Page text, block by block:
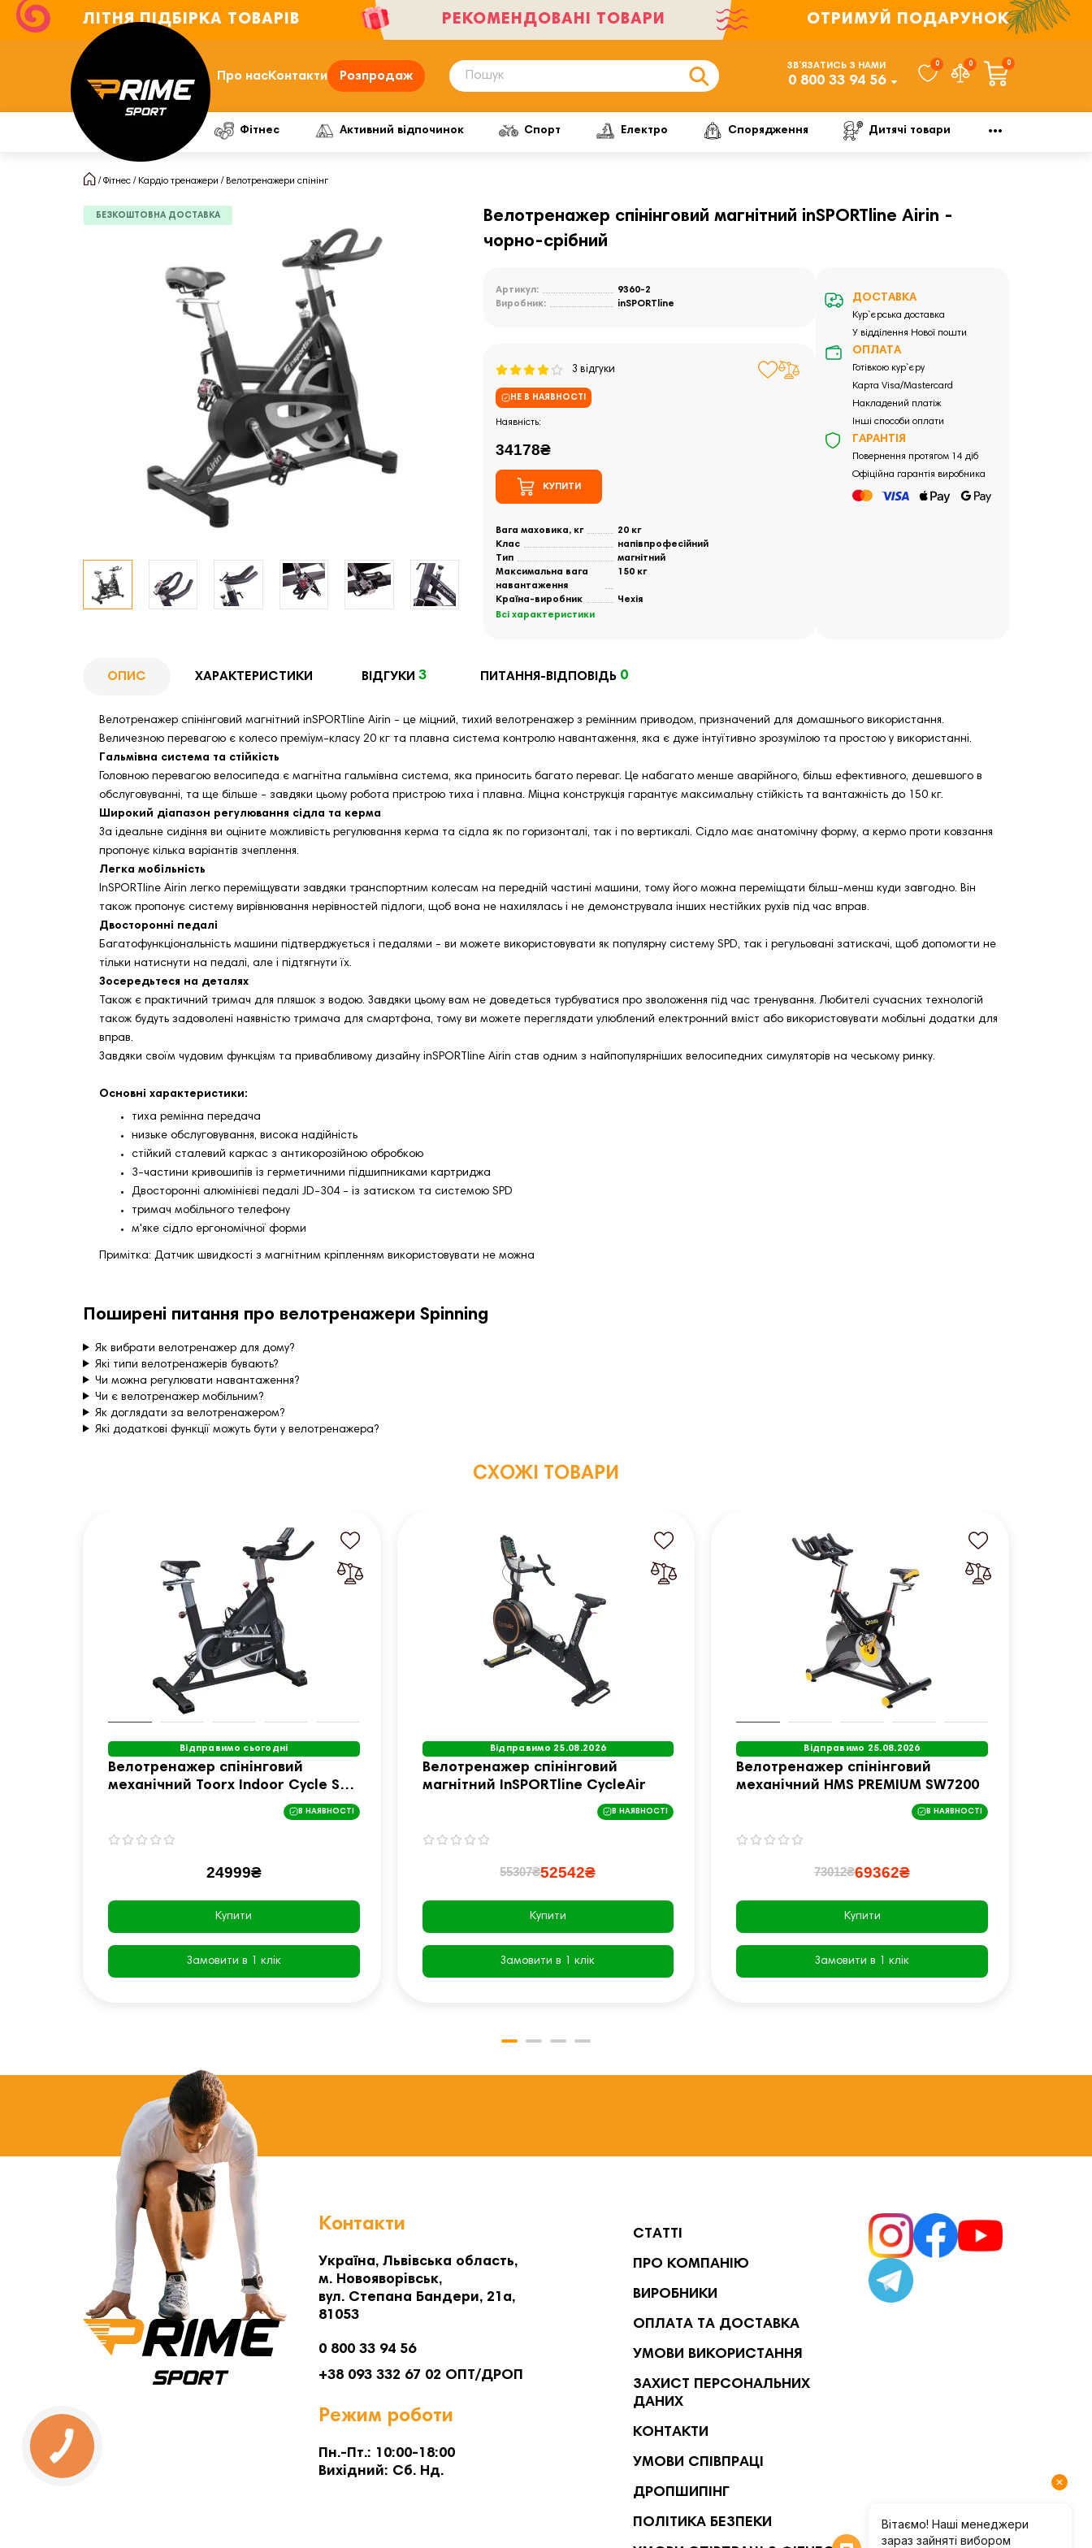
ЛІТНЯ ПІДБІРКА ТОВАРІВ РЕКОМЕНДОВАНІ ТОВАРИ ОТРИМУЙ ПОДАРУНОК
Про насКонтакти Розпродаж
ЗВ’ЯЗАТИСЬ З НАМИ
0 800 33 94 56
0 0 0
Фітнес Активний відпочинок Спорт Електро Спорядження Дитячі товари
Фітнес Кардіо тренажери Велотренажери спінінг
БЕЗКОШТОВНА ДОСТАВКА
Велотренажер спінінговий магнітний inSPORTline Airin -
чорно-срібний
Артикул:
9360-2
Виробник:
inSPORTline
3 відгуки
НЕ В НАЯВНОСТІ
34178₴
КУПИТИ
Вага маховика, кг
20 кг
Клас
напівпрофесійний
Тип
магнітний
Максимальна вага
навантаження
150 кг
Країна-виробник
Чехія
Всі характеристики
ДОСТАВКА
Кур`єрська доставка
У відділення Нової пошти
ОПЛАТА
Готівкою кур`єру
Карта Visa/Mastercard
Накладений платіж
Інші способи оплати
ГАРАНТІЯ
Повернення протягом 14 діб
Офіційна гарантія виробника
ОПИС ХАРАКТЕРИСТИКИ ВІДГУКИ 3 ПИТАННЯ-ВІДПОВІДЬ 0
Велотренажер спінінговий магнітний inSPORTline Airin - це міцний, тихий велотренажер з ремінним приводом, призначений для домашнього використання.
Величезною перевагою є колесо преміум-класу 20 кг та плавна система контролю навантаження, яка є дуже інтуїтивно зрозумілою та простою у використанні.
Гальмівна система та стійкість
Головною перевагою велосипеда є магнітна гальмівна система, яка приносить багато переваг. Це набагато менше аварійного, більш ефективного, дешевшого в
обслуговуванні, та ще більше - завдяки цьому робота пристрою тиха і плавна. Міцна конструкція гарантує максимальну стійкість та вантажність до 150 кг.
Широкий діапазон регулювання сідла та керма
За ідеальне сидіння ви оціните можливість регулювання керма та сідла як по горизонталі, так і по вертикалі. Сідло має анатомічну форму, а кермо проти ковзання
пропонує кілька варіантів зчеплення.
Легка мобільність
InSPORTline Airin легко переміщувати завдяки транспортним колесам на передній частині машини, тому його можна переміщати більш-менш куди завгодно. Він
також пропонує систему вирівнювання нерівностей підлоги, щоб вона не нахилялась і не демонструвала інших нестійких рухів під час вправ.
Двосторонні педалі
Багатофункціональність машини підтверджується і педалями - ви можете використовувати як популярну систему SPD, так і регульовані затискачі, щоб допомогти не
тільки натиснути на педалі, але і підтягнути їх.
Зосередьтеся на деталях
Також є практичний тримач для пляшок з водою. Завдяки цьому вам не доведеться турбуватися про зволоження під час тренування. Любителі сучасних технологій
також будуть задоволені наявністю тримача для смартфона, тому ви можете переглядати улюблений електронний вміст або використовувати мобільні додатки для
вправ.
Завдяки своїм чудовим функціям та привабливому дизайну inSPORTline Airin став одним з найпопулярніших велосипедних симуляторів на чеському ринку.
Основні характеристики:
тиха ремінна передача
низьке обслуговування, висока надійність
стійкий сталевий каркас з антикорозійною обробкою
3-частини кривошипів із герметичними підшипниками картриджа
Двосторонні алюмінієві педалі JD-304 - із затиском та системою SPD
тримач мобільного телефону
м'яке сідло ергономічної форми
Примітка: Датчик швидкості з магнітним кріпленням використовувати не можна
Поширені питання про велотренажери Spinning
Як вибрати велотренажер для дому?
Які типи велотренажерів бувають?
Чи можна регулювати навантаження?
Чи є велотренажер мобільним?
Як доглядати за велотренажером?
Які додаткові функції можуть бути у велотренажера?
СХОЖІ ТОВАРИ
Відправимо сьогодні
Велотренажер спінінговий
механічний Toorx Indoor Cycle SRX
В НАЯВНОСТІ
24999₴
Купити
Замовити в 1 клік
Відправимо 25.08.2026
Велотренажер спінінговий
магнітний InSPORTline CycleAir
В НАЯВНОСТІ
55307₴52542₴
Купити
Замовити в 1 клік
Відправимо 25.08.2026
Велотренажер спінінговий
механічний HMS PREMIUM SW7200
В НАЯВНОСТІ
73012₴69362₴
Купити
Замовити в 1 клік
Контакти
Україна, Львівська область,
м. Новояворівськ,
вул. Степана Бандери, 21а,
81053
0 800 33 94 56
+38 093 332 67 02 ОПТ/ДРОП
Режим роботи
Пн.-Пт.: 10:00-18:00
Вихідний: Сб. Нд.
СТАТТІ
ПРО КОМПАНІЮ
ВИРОБНИКИ
ОПЛАТА ТА ДОСТАВКА
УМОВИ ВИКОРИСТАННЯ
ЗАХИСТ ПЕРСОНАЛЬНИХ
ДАНИХ
КОНТАКТИ
УМОВИ СПІВПРАЦІ
ДРОПШИПІНГ
ПОЛІТИКА БЕЗПЕКИ